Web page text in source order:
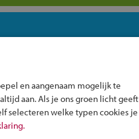
te melden bij
en aangenaam mogelijk te
aan. Als je ons groen licht geeft
selecteren welke typen cookies je